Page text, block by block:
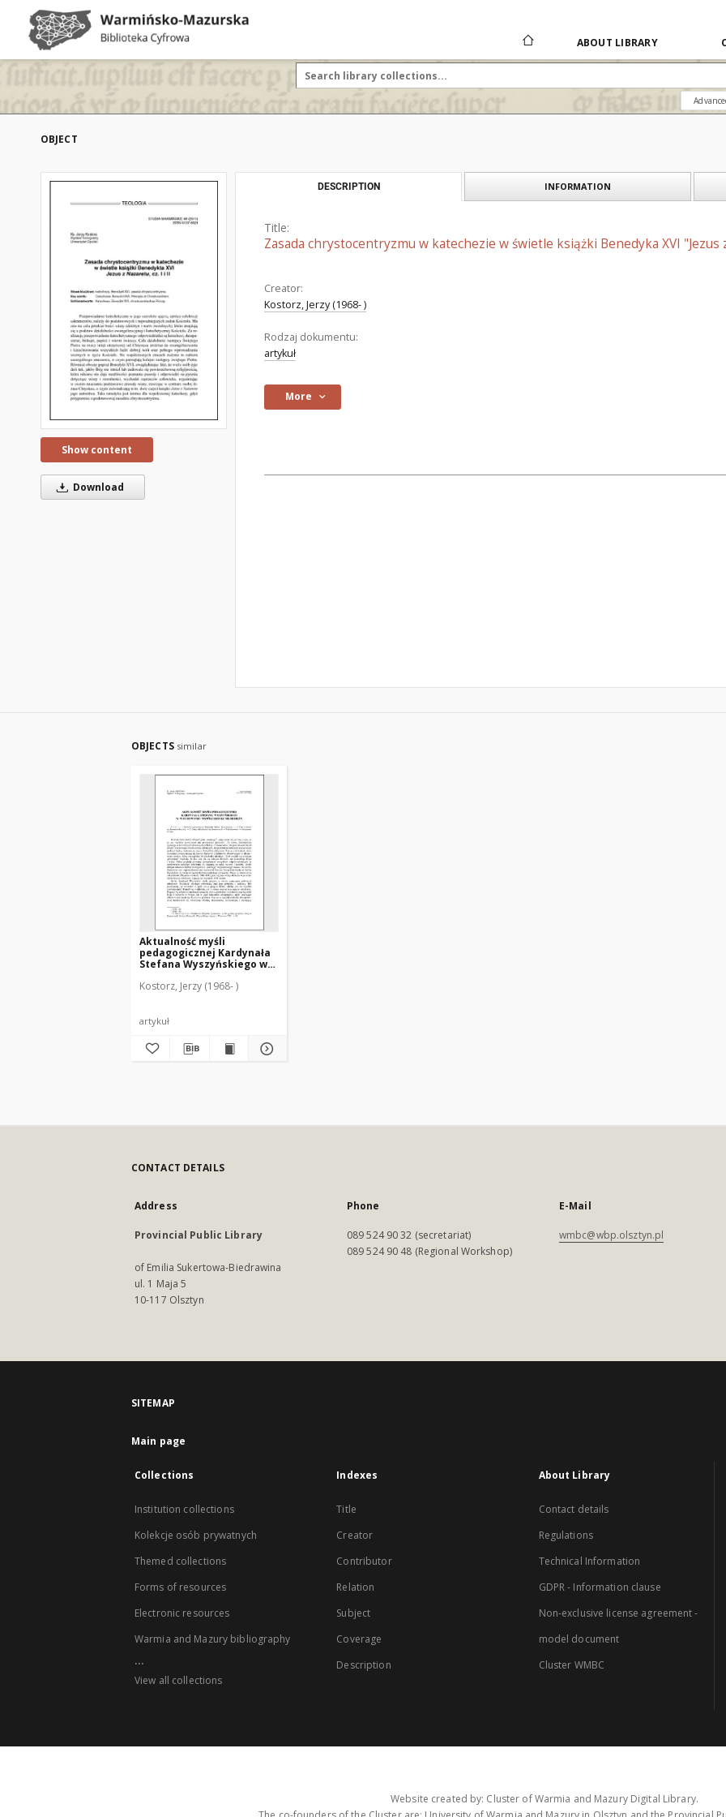
ABOUT LIBRARY
OBJECT
Show content
Download
DESCRIPTION INFORMATION
Title:
Zasada chrystocentryzmu w katechezie w świetle książki Benedyka XVI "Jezus
Creator:
Kostorz, Jerzy (1968- )
Rodzaj dokumentu:
artykuł
More
OBJECTS similar
Aktualność myśli
pedagogicznej Kardynała
Stefana Wyszyńskiego w
młodzieży
Kostorz, Jerzy (1968- )
artykuł
CONTACT DETAILS
Address
Provincial Public Library
of Emilia Sukertowa-Biedrawina
ul. 1 Maja 5
10-117 Olsztyn
Phone
089 524 90 32 (secretariat)
089 524 90 48 (Regional Workshop)
E-Mail
wmbc@wbp.olsztyn.pl
SITEMAP
Main page
Collections
Institution collections
Kolekcje osób prywatnych
Themed collections
Forms of resources
Electronic resources
Warmia and Mazury bibliography
...
View all collections
Indexes
Title
Creator
Contributor
Relation
Subject
Coverage
Description
About Library
Contact details
Regulations
Technical Information
GDPR - Information clause
Non-exclusive license agreement -
model document
Cluster WMBC
Website created by: Cluster of Warmia and Mazury Digital Library.